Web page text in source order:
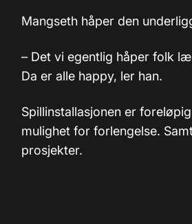
Mangseth håper den
– Det vi egentlig håper folk
Da er alle happy, ler han.
Spillinstallasjonen er
mulighet for forlengelse.
prosjekter.